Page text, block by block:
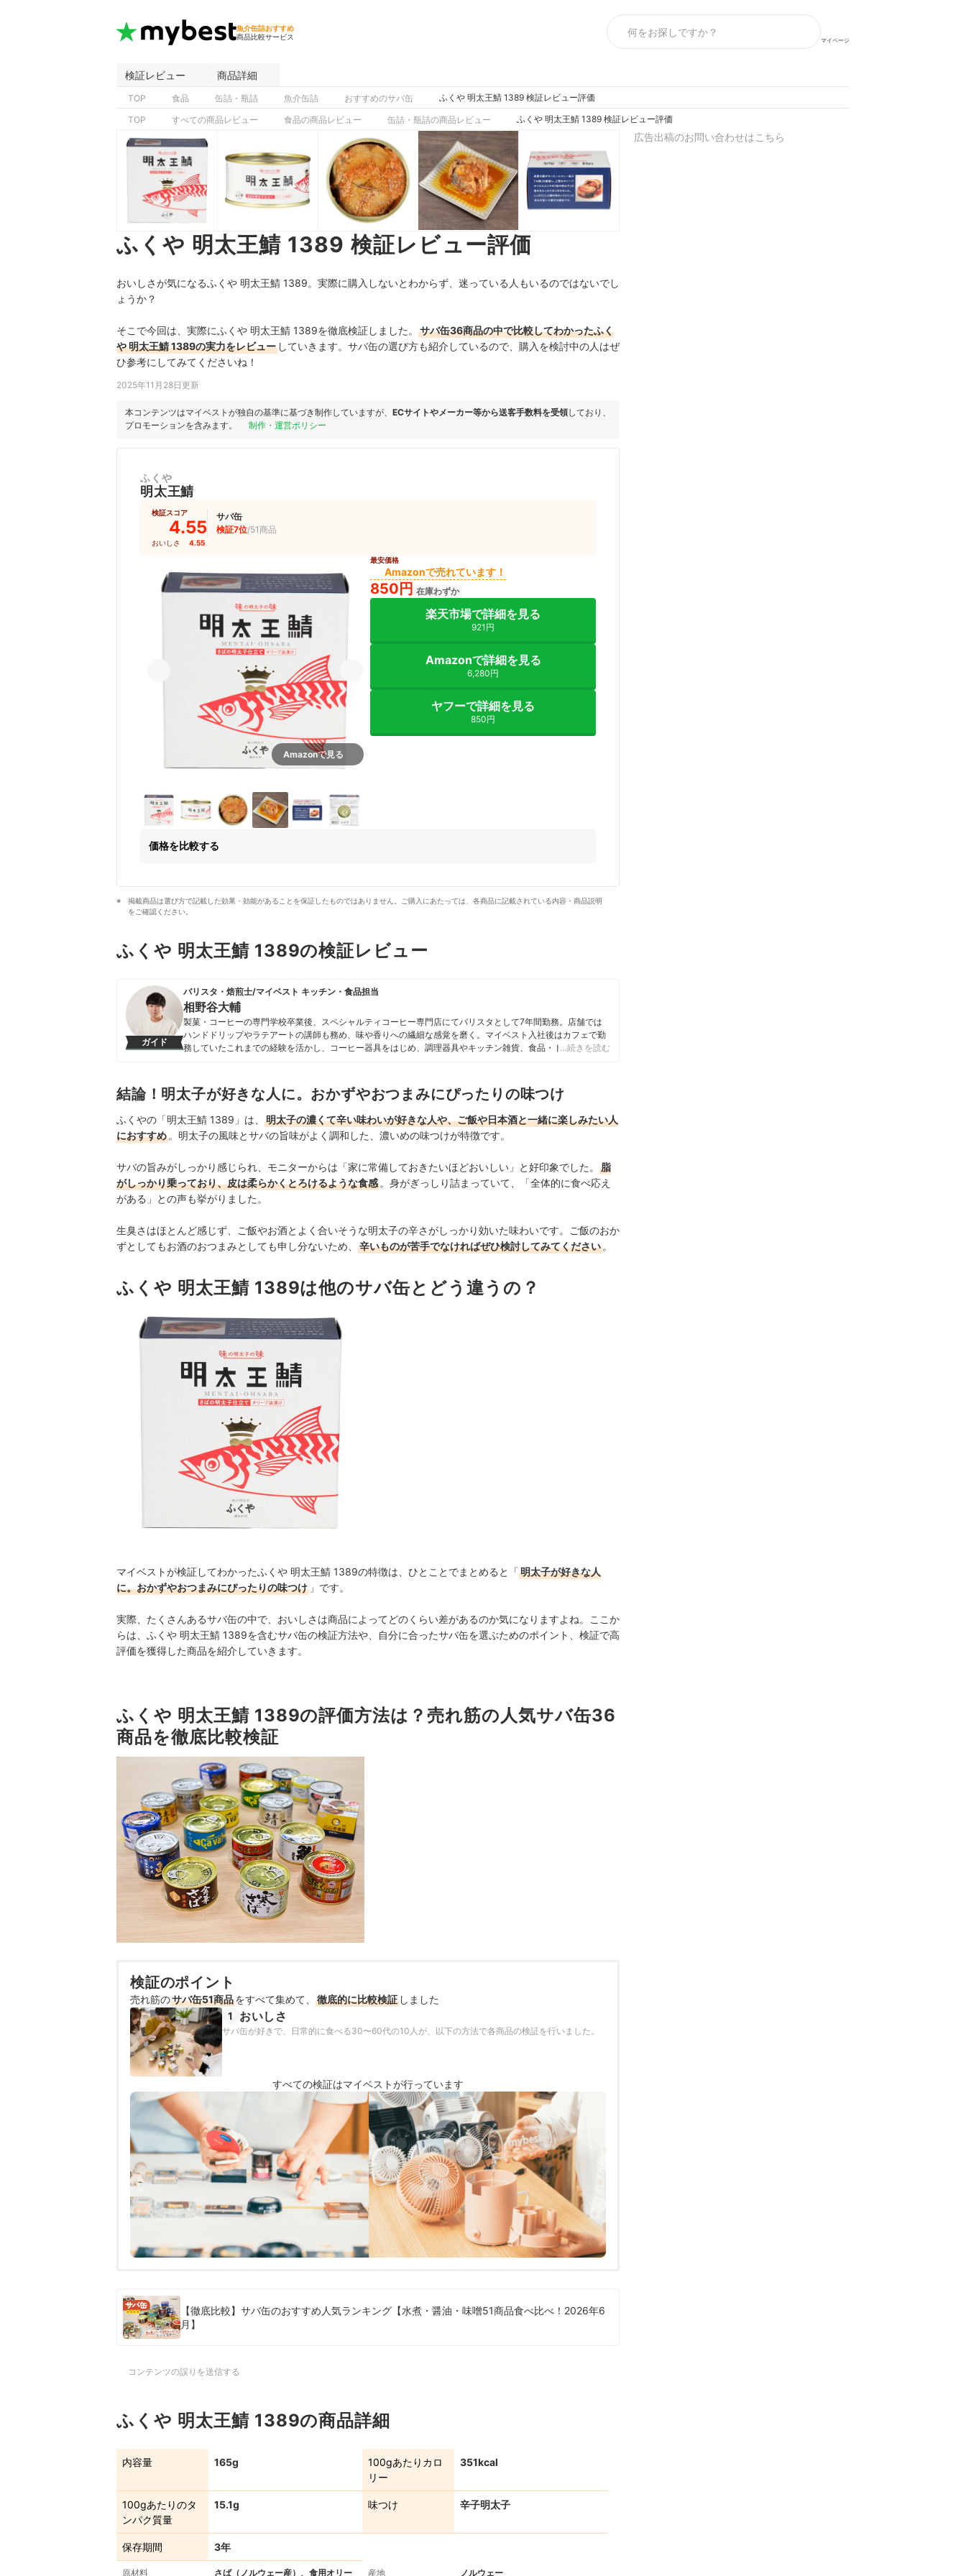
魚介缶詰おすすめ
商品比較サービス
マイページ
検証レビュー 商品詳細
TOP 食品 缶詰・瓶詰 魚介缶詰 おすすめのサバ缶 ふくや 明太王鯖 1389 検証レビュー評価
TOP すべての商品レビュー 食品の商品レビュー 缶詰・瓶詰の商品レビュー ふくや 明太王鯖 1389 検証レビュー評価
ふくや 明太王鯖 1389 検証レビュー評価
おいしさが気になるふくや 明太王鯖 1389。実際に購入しないとわからず、迷っている人もいるのではないでし
ょうか？
そこで今回は、実際にふくや 明太王鯖 1389を徹底検証しました。
サバ缶36商品の中で比較してわかったふく
や 明太王鯖 1389の実力をレビュー していきます。サバ缶の選び方も紹介しているので、購入を検討中の人はぜ
ひ参考にしてみてくださいね！
2025年11月28日更新
本コンテンツはマイベストが独自の基準に基づき制作していますが、 ECサイトやメーカー等から送客手数料を受領しており、
プロモーションを含みます。
制作・運営ポリシー
ふくや
明太王鯖
検証スコア
4.55
サバ缶
検証7位/51商品
おいしさ 4.55
Amazonで見る
最安価格
Amazonで売れています！
850円 在庫わずか
楽天市場で詳細を見る
921円
Amazonで詳細を見る
6,280円
ヤフーで詳細を見る
850円
価格を比較する
掲載商品は選び方で記載した効果・効能があることを保証したものではありません。ご購入にあたっては、各商品に記載されている内容・商品説明
をご確認ください。
ふくや 明太王鯖 1389の検証レビュー
ガイド
バリスタ・焙煎士/マイベスト キッチン・食品担当
相野谷大輔
製菓・コーヒーの専門学校卒業後、スペシャルティコーヒー専門店にてバリスタとして7年間勤務。店舗では
ハンドドリップやラテアートの講師も務め、味や香りへの繊細な感覚を磨く。マイベスト入社後はカフェで勤
務していたこれまでの経験を活かし、コーヒー器具をはじめ、調理器具やキッチン雑貨、食品・ドリンク、ギ
ルなレビューを届けている。
相野谷大輔のプロフィール
…続きを読む
結論！明太子が好きな人に。おかずやおつまみにぴったりの味つけ
ふくやの「明太王鯖 1389 」は、
明太子の濃くて辛い味わいが好きな人や、ご飯や日本酒と一緒に楽しみたい人
におすすめ 。明太子の風味とサバの旨味がよく調和した、濃いめの味つけが特徴です。
サバの旨みがしっかり感じられ、モニターからは「家に常備しておきたいほどおいしい」と好印象でした。
脂
がしっかり乗っており、皮は柔らかくとろけるような食感 。身がぎっしり詰まっていて、「全体的に食べ応え
がある」との声も挙がりました。
生臭さはほとんど感じず、ご飯やお酒とよく合いそうな明太子の辛さがしっかり効いた味わいです。ご飯のおか
ずとしてもお酒のおつまみとしても申し分ないため、
辛いものが苦手でなければぜひ検討してみてください 。
ふくや 明太王鯖 1389は他のサバ缶とどう違うの？
マイベストが検証してわかったふくや 明太王鯖 1389の特徴は、ひとことでまとめると「明太子が好きな人
に。おかずやおつまみにぴったりの味つけ 」です。
実際、たくさんあるサバ缶の中で、おいしさは商品によってどのくらい差があるのか気になりますよね。ここか
らは、ふくや 明太王鯖 1389を含むサバ缶の検証方法や、自分に合ったサバ缶を選ぶためのポイント、検証で高
評価を獲得した商品を紹介していきます。
ふくや 明太王鯖 1389の評価方法は？売れ筋の人気サバ缶36
商品を徹底比較検証
検証のポイント
売れ筋のサバ缶51商品をすべて集めて、 徹底的に比較検証 しました
1
おいしさ
サバ缶が好きで、日常的に食べる30〜60代の10人が、以下の方法で各商品の検証を行いました。
すべての検証はマイベストが行っています
【徹底比較】サバ缶のおすすめ人気ランキング【水煮・醤油・味噌51商品食べ比べ！2026年6
月】
コンテンツの誤りを送信する
ふくや 明太王鯖 1389の商品詳細
内容量 165g
100gあたりカロ
リー
351kcal
100gあたりのタ
ンパク質量
15.1g 味つけ 辛子明太子
保存期間 3年
原材料 さば（ノルウェー産）、食用オリー 産地 ノルウェー
広告出稿のお問い合わせはこちら